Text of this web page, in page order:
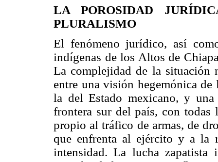
LA POROSIDAD
PLURALISMO
El fenómeno jurídico, así
indígenas de los Altos de
La complejidad de la situación
entre una visión hegemónica
la del Estado mexicano, y
frontera sur del país, con todas
propio al tráfico de armas, de
que enfrenta al ejército y a la
intensidad. La lucha zapatista